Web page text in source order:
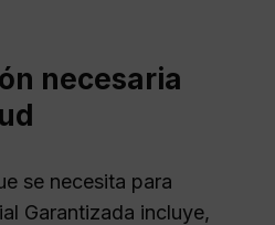
necesaria
se necesita para
Garantizada incluye,